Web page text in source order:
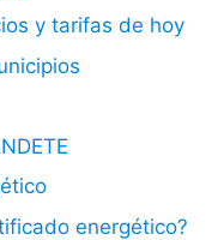
y tarifas de hoy
energético?